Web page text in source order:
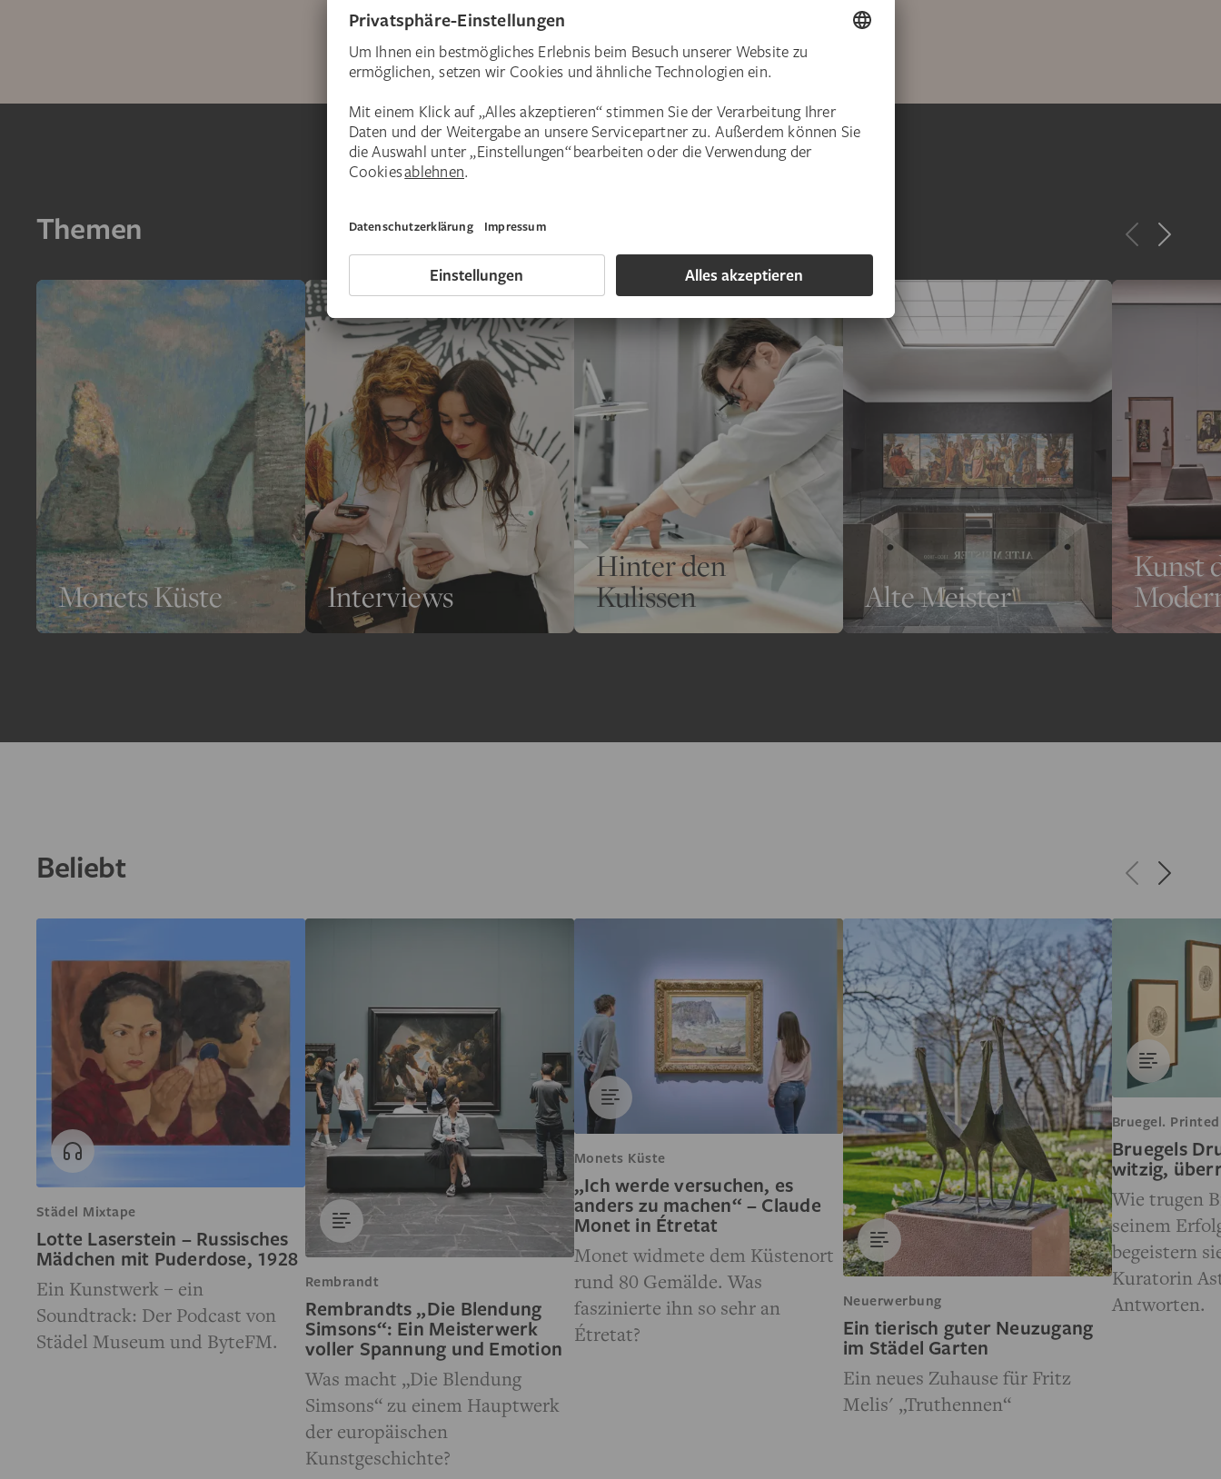
Themen
Monets Küste Interviews
Hinter den
Kulissen
Alte Meister
Kunst
Beliebt
Städel Mixtape
Lotte Laserstein – Russisches
Mädchen mit Puderdose, 1928
Ein Kunstwerk – ein
Soundtrack: Der Podcast von
Städel Museum und ByteFM.
Rembrandt
Rembrandts „Die Blendung
Simsons“: Ein Meisterwerk
voller Spannung und Emotion
Was macht „Die Blendung
Simsons“ zu einem Hauptwerk
der europäischen
Kunstgeschichte?
Monets Küste
„Ich werde versuchen, es
anders zu machen“ – Claude
Monet in Étretat
Monet widmete dem Küstenort
rund 80 Gemälde. Was
faszinierte ihn so sehr an
Étretat?
Neuerwerbung
Ein tierisch guter Neuzugang
im Städel Garten
Ein neues Zuhause für Fritz
Melis' „Truthennen“
Bruegel. Printed
Bruegels
witzig,
Wie trugen
seinem
begeistern
Kuratorin
Antworten.